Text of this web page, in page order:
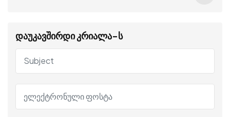
დაუკავშირდი კრიალა-ს